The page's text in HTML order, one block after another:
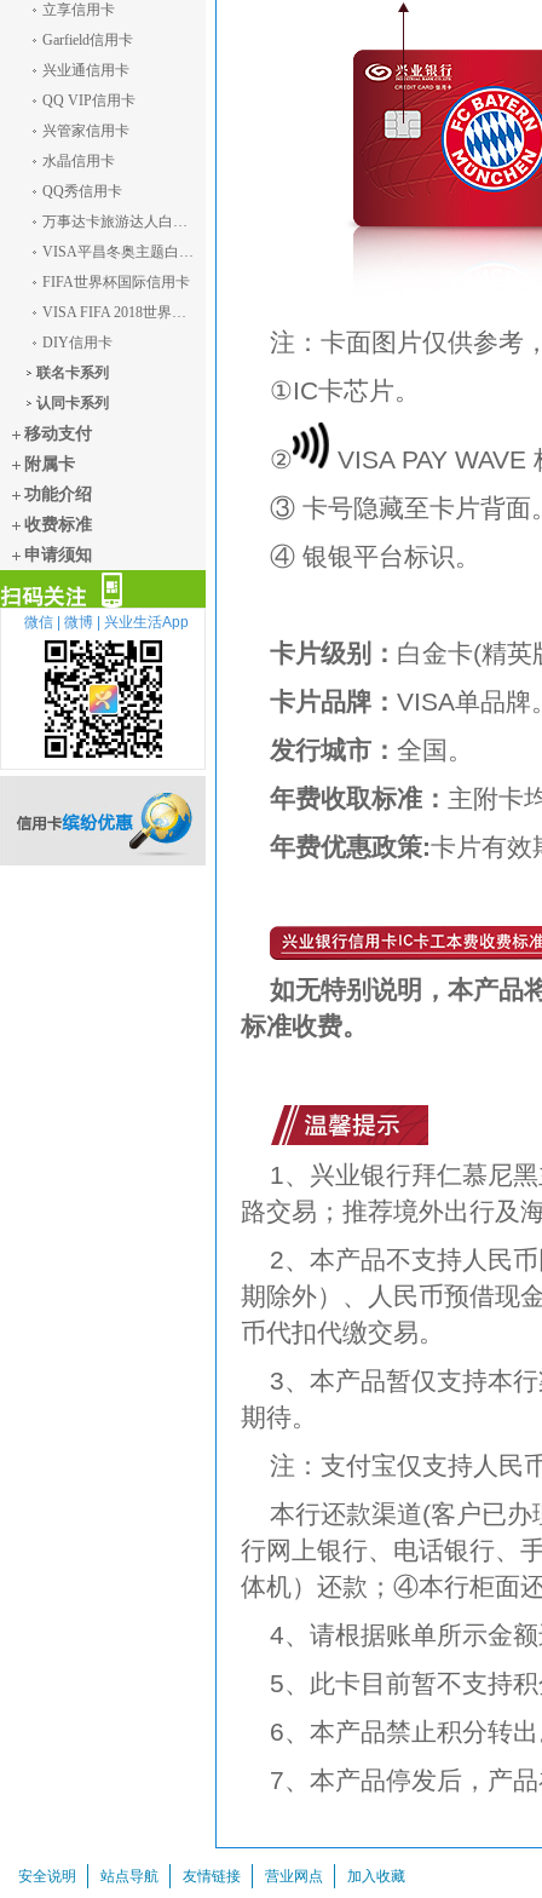
立享信用卡
Garfield信用卡
兴业通信用卡
QQ VIP信用卡
兴管家信用卡
水晶信用卡
QQ秀信用卡
万事达卡旅游达人白金信用卡（精英版）
VISA平昌冬奥主题白金信用卡(精英版)
FIFA世界杯国际信用卡
VISA FIFA 2018世界杯主题信用卡白金卡(精英版)
DIY信用卡
联名卡系列
认同卡系列
移动支付
附属卡
功能介绍
收费标准
申请须知
扫描关注
微信 | 微博 | 兴业生活App
注：卡面图片仅供参考
①IC卡芯片。
②
VISA PAY WAVE
③ 卡号隐藏至卡片背面
④ 银银平台标识。
卡片级别： 白金卡(精英
卡片品牌： VISA单品牌
发行城市： 全国。
年费收取标准： 主附卡
年费优惠政策:卡片有效
如无特别说明，本产品
标准收费。
1、兴业银行拜仁慕尼
路交易；推荐境外出行及
2、本产品不支持人民
期除外）、人民币预借现
币代扣代缴交易。
3、本产品暂仅支持本
期待。
注：支付宝仅支持人民
本行还款渠道(客户已
行网上银行、电话银行、
体机）还款；④本行柜面
4、请根据账单所示金
5、此卡目前暂不支持
6、本产品禁止积分转
7、本产品停发后，产
安全说明 站点导航 友情链接 营业网点 加入收藏